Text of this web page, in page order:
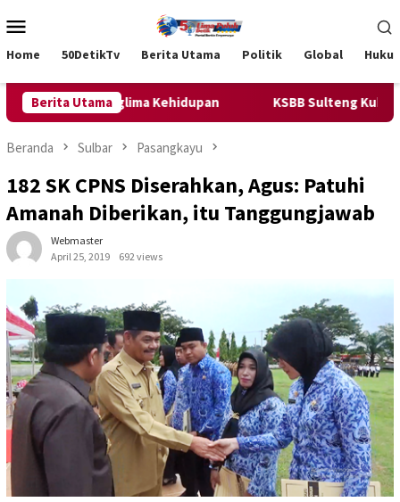
ke
Mobile
Home 50DetikTv Berita Utama Politik Global
Berita Utama
Jadi Panglima Kehidupan KSBB Sulteng Kukuhkan
Beranda Sulbar Pasangkayu
182 SK CPNS Diserahkan, Agus: Patuhi
Amanah Diberikan, itu Tanggungjawab
Webmaster
April 25, 2019
692 views